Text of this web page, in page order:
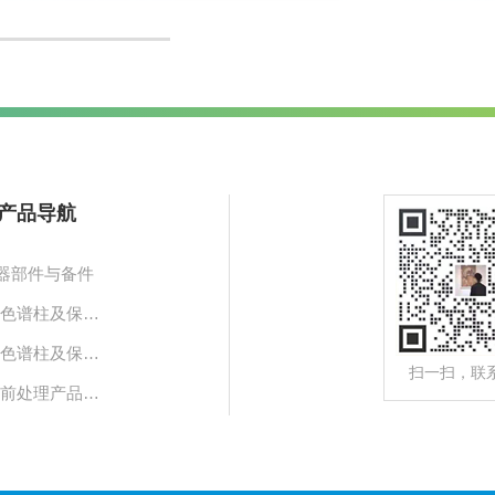
品导航
部件与备件
液相色谱柱及保护柱
气相色谱柱及保护柱
样品前处理产品及相关装置
扫一扫，联